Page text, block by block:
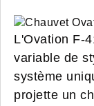
L'Ovation F-
variable de
système
projette un